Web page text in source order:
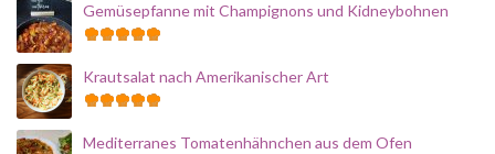
Gemüsepfanne mit Champignons und Kidneybohnen
Krautsalat nach Amerikanischer Art
Mediterranes Tomatenhähnchen aus dem Ofen